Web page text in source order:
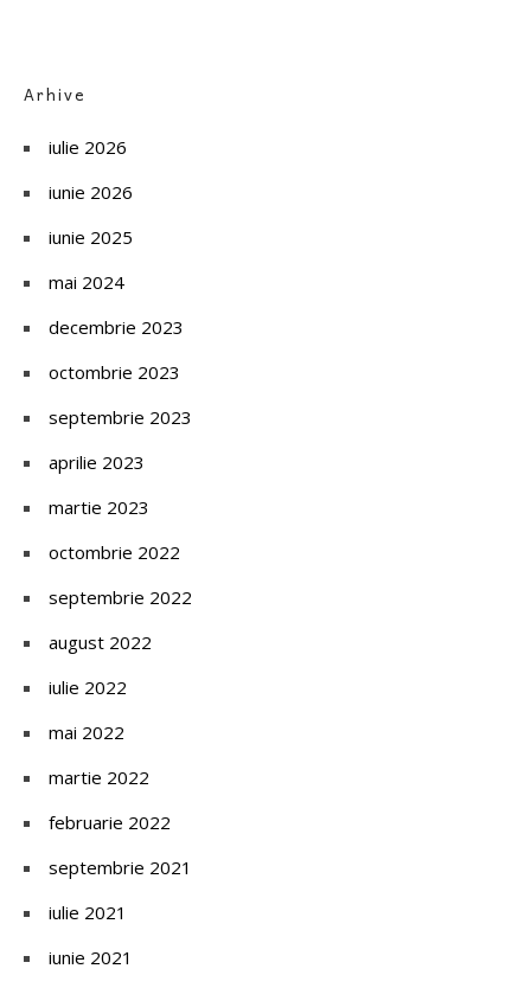
Arhive
iulie 2026
iunie 2026
iunie 2025
mai 2024
decembrie 2023
octombrie 2023
septembrie 2023
aprilie 2023
martie 2023
octombrie 2022
septembrie 2022
august 2022
iulie 2022
mai 2022
martie 2022
februarie 2022
septembrie 2021
iulie 2021
iunie 2021